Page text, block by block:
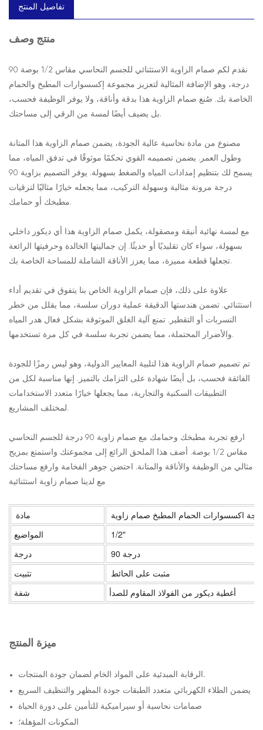
تفاصيل المنتج
منتج وصف
نقدم لكم صمام الزاوية الاستثنائي للجسم النحاسي مقاس 1/2 بوصة 90
درجة، وهو الإضافة المثالية لتعزيز مجموعة إكسسوارات المطبخ والحمام
الخاصة بك. صُنع صمام الزاوية هذا بدقة وأناقة، ولا يوفر الوظيفة فحسب،
بل يضيف أيضًا لمسة من الرقي إلى مساحتك.
مصنوع من مادة نحاسية عالية الجودة، يضمن صمام الزاوية هذا المتانة
وطول العمر. يضمن تصميمه القوي تحكمًا موثوقًا في تدفق المياه، مما
يسمح لك بتنظيم إمدادات المياه والضغط بسهولة. يوفر التصميم بزاوية 90
درجة مرونة مثالية وسهولة التركيب، مما يجعله خيارًا مثاليًا لترقيات
مطبخك أو حمامك.
مع لمسة نهائية أنيقة ومصقولة، يكمل صمام الزاوية هذا أي ديكور داخلي
بسهولة، سواء كان تقليديًا أو حديثًا. إن جماليتها الخالدة وحرفيتها الرائعة
تجعلها قطعة مميزة، مما يعزز الأناقة الشاملة للمساحة الخاصة بك.
علاوة على ذلك، فإن صمام الزاوية الخاص بنا يتفوق في تقديم أداء
استثنائي. تضمن هندستها الدقيقة عملية دوران سلسة، مما يقلل من خطر
التسربات أو التقطير. تمنع آلية الغلق الموثوقة بشكل فعال هدر المياه
والأضرار المحتملة، مما يضمن تجربة سلسة في كل مرة تستخدمها.
تم تصميم صمام الزاوية هذا لتلبية المعايير الدولية، وهو ليس رمزًا للجودة
الفائقة فحسب، بل أيضًا شهادة على التزامك بالتميز. إنها مناسبة لكل من
التطبيقات السكنية والتجارية، مما يجعلها خيارًا متعدد الاستخدامات
لمختلف المشاريع.
ارفع تجربة مطبخك وحمامك مع صمام زاوية 90 درجة للجسم النحاسي
مقاس 1/2 بوصة. أضف هذا الملحق الرائع إلى مجموعتك واستمتع بمزيج
مثالي من الوظيفة والأناقة والمتانة. احتضن جوهر الفخامة وارفع مساحتك
مع لدينا صمام زاوية استثنائية
مادة
المواضيع
1/2"
درجة
90 درجة
تثبيت
مثبت على الحائط
شفة
أغطية ديكور من الفولاذ المقاوم للصدأ
ميزة المنتج
الرقابة المبدئية على المواد الخام لضمان جودة المنتجات.
يضمن الطلاء الكهربائي متعدد الطبقات جودة المظهر والتنظيف السريع
صمامات نحاسية أو سيراميكية للتأمين على دورة الحياة
المكونات المؤهلة؛